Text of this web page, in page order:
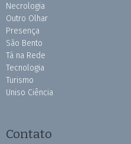
Necrologia
Outro Olhar
Presença
São Bento
Tá na Rede
Tecnologia
Turismo
Uniso Ciência
Contato